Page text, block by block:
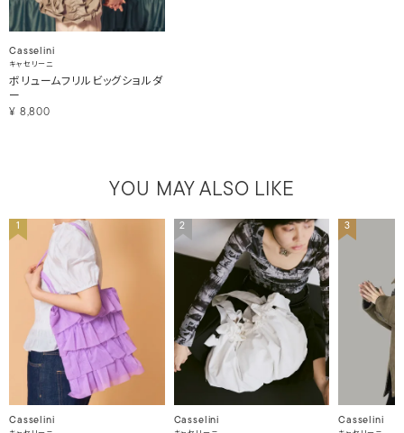
Casselini
キャセリーニ
ボリュームフリルビッグショルダ
ー
¥ 8,800
YOU MAY ALSO LIKE
1
Casselini
2
Casselini
3
Casselini